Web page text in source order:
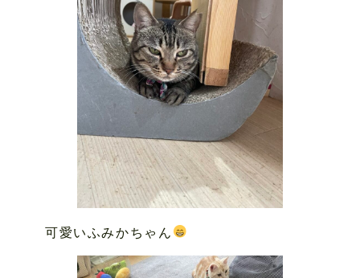
可愛いふみかちゃん